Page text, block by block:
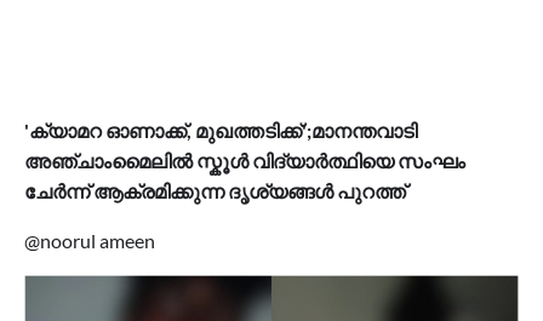
'ക്യാമറ ഓണാക്ക്, മുഖത്തടിക്ക്';മാനന്തവാടി
അഞ്ചാംമൈലിൽ സ്കൂൾ വിദ്യാർത്ഥിയെ സംഘം
ചേർന്ന് ആക്രമിക്കുന്ന ദൃശ്യങ്ങൾ പുറത്ത്
@noorul ameen